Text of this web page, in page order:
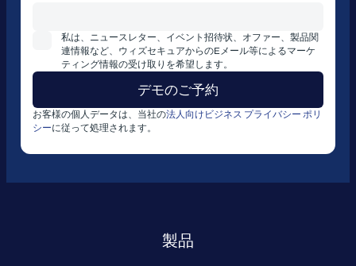
私は、ニュースレター、イベント招待状、オファー、製品関
連情報など、ウィズセキュアからのEメール等によるマーケ
ティング情報の受け取りを希望します。
お客様の個人データは、当社の法人向けビジネス プライバシー ポリ
シーに従って処理されます。
製品